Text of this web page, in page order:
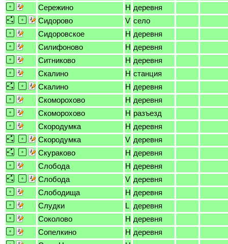
Сережино
H деревня
Сидорово
V село
Сидоровское
H деревня
Силифоново
H деревня
Ситниково
H деревня
Скалино
H станция
Скалино
H деревня
Скоморохово
H деревня
Скоморохово
H разъезд
Скородумка
H деревня
Скородумка
V деревня
Скураково
H деревня
Слобода
H деревня
Слобода
V деревня
Слободища
H деревня
Слудки
L деревня
Соколово
H деревня
Сопелкино
H деревня